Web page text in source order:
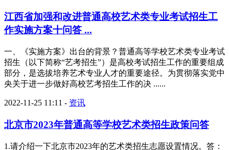
江西省加强和改进普通高校艺术类专业考试招生工
作实施方案十问答 ...
一、《实施方案》出台的背景？普通高等学校艺术类专业考试
招生（以下简称“艺考招生”）是高校考试招生工作的重要组成
部分，是选拔培养艺术专业人才的重要途径。为贯彻落实党中
央关于进一步做好高校艺考招生工作的决 ......
2022-11-25 11:11 - 资讯
北京市2023年普通高等学校艺术类招生政策问答
1.请介绍一下北京市2023年的艺术类招生志愿设置情况。答：